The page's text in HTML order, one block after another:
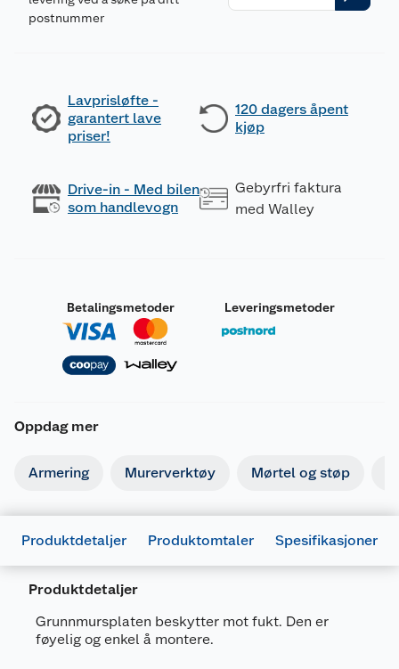
postnummer
Lavprisløfte -
garantert lave
priser!
120 dagers åpent
kjøp
Drive-in - Med bilen
som handlevogn
Gebyrfri faktura
med Walley
Betalingsmetoder Leveringsmetoder
Oppdag mer
Armering Murerverktøy Mørtel og støp
Produktdetaljer Produktomtaler Spesifikasjoner
Produktdetaljer
Grunnmursplaten beskytter mot fukt. Den er
føyelig og enkel å montere.
Artikkelnummer